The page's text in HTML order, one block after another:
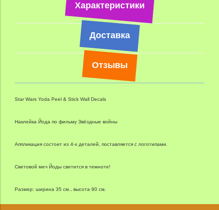
Характеристики
Доставка
Отзывы
Star Wars Yoda Peel & Stick Wall Decals
Наклейка Йода по фильму Звёздные войны
Аппликация состоит из 4-х деталей, поставляется с логотипами.
Световой меч Йоды светится в темноте!
Размер: ширина 35 см., высота 90 см.